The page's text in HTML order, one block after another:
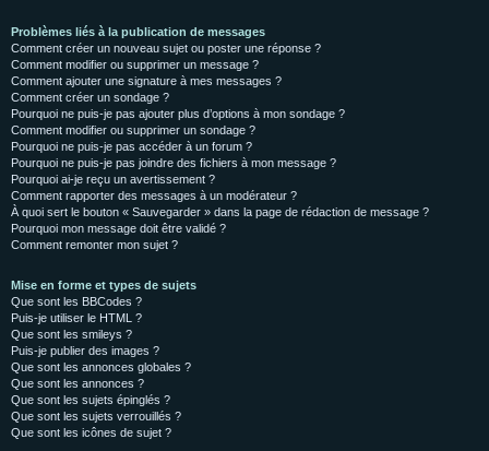
Problèmes liés à la publication de messages
Comment créer un nouveau sujet ou poster une réponse ?
Comment modifier ou supprimer un message ?
Comment ajouter une signature à mes messages ?
Comment créer un sondage ?
Pourquoi ne puis-je pas ajouter plus d’options à mon sondage ?
Comment modifier ou supprimer un sondage ?
Pourquoi ne puis-je pas accéder à un forum ?
Pourquoi ne puis-je pas joindre des fichiers à mon message ?
Pourquoi ai-je reçu un avertissement ?
Comment rapporter des messages à un modérateur ?
À quoi sert le bouton « Sauvegarder » dans la page de rédaction de message ?
Pourquoi mon message doit être validé ?
Comment remonter mon sujet ?
Mise en forme et types de sujets
Que sont les BBCodes ?
Puis-je utiliser le HTML ?
Que sont les smileys ?
Puis-je publier des images ?
Que sont les annonces globales ?
Que sont les annonces ?
Que sont les sujets épinglés ?
Que sont les sujets verrouillés ?
Que sont les icônes de sujet ?